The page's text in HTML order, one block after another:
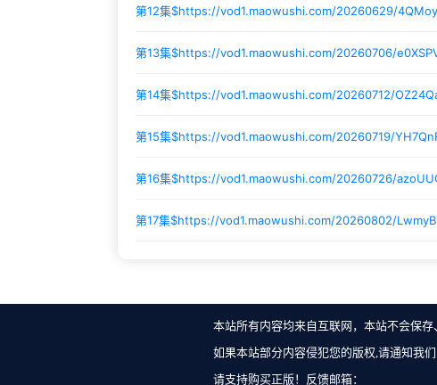
第12集$https://vod1.maowushi.com/20260629/
第13集$https://vod1.maowushi.com/20260706/
第14集$https://vod1.maowushi.com/20260712/
第15集$https://vod1.maowushi.com/20260719/
第16集$https://vod1.maowushi.com/20260726/
第17集$https://vod1.maowushi.com/20260802/
本站所有内容均来自互联网，本站不会保
如果本站部分内容侵犯您的版权,请通知我
请支持购买正版！反馈邮箱：